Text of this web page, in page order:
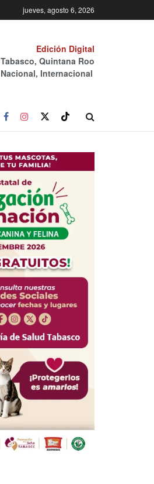
jueves, agosto 6, 2026
Edición Digital
Tabasco, Quintana Roo
Nacional, Internacional